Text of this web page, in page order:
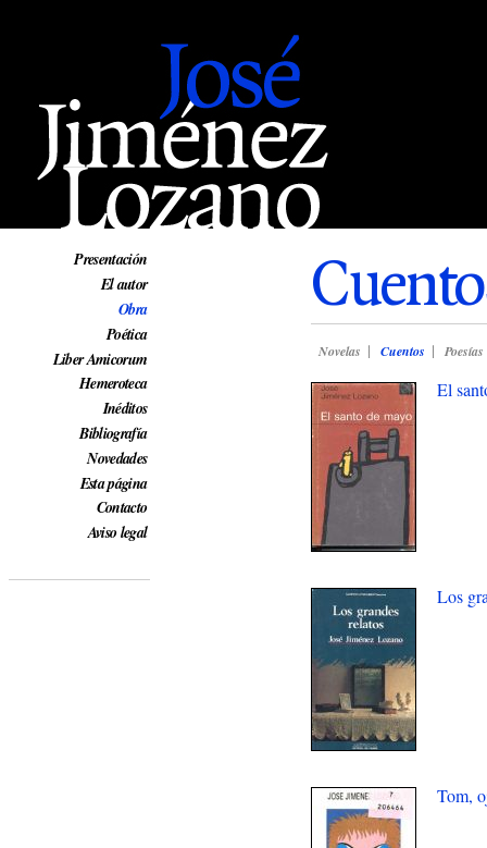
Presentación
El autor
Obra
Poética
Liber Amicorum
Hemeroteca
Inéditos
Bibliografía
Novedades
Esta página
Contacto
Aviso legal
Novelas Cuentos Poesías
El
Los
Tom,